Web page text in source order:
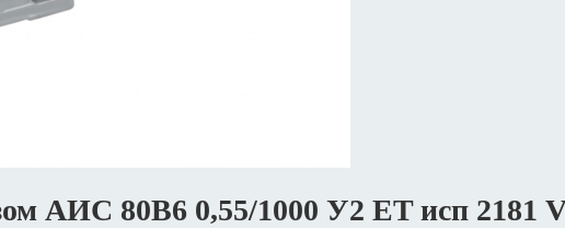
АИС 80В6 0,55/1000 У2 ET исп 2181